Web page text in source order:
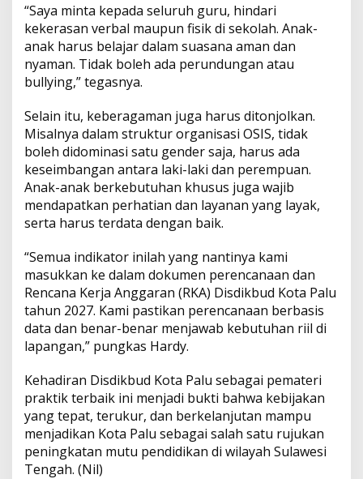
“Saya minta kepada seluruh guru, hindari
kekerasan verbal maupun fisik di sekolah. Anak-
anak harus belajar dalam suasana aman dan
nyaman. Tidak boleh ada perundungan atau
bullying,” tegasnya.
Selain itu, keberagaman juga harus ditonjolkan.
Misalnya dalam struktur organisasi OSIS, tidak
boleh didominasi satu gender saja, harus ada
keseimbangan antara laki-laki dan perempuan.
Anak-anak berkebutuhan khusus juga wajib
mendapatkan perhatian dan layanan yang layak,
serta harus terdata dengan baik.
“Semua indikator inilah yang nantinya kami
masukkan ke dalam dokumen perencanaan dan
Rencana Kerja Anggaran (RKA) Disdikbud Kota Palu
tahun 2027. Kami pastikan perencanaan berbasis
data dan benar-benar menjawab kebutuhan riil di
lapangan,” pungkas Hardy.
Kehadiran Disdikbud Kota Palu sebagai pemateri
praktik terbaik ini menjadi bukti bahwa kebijakan
yang tepat, terukur, dan berkelanjutan mampu
menjadikan Kota Palu sebagai salah satu rujukan
peningkatan mutu pendidikan di wilayah Sulawesi
Tengah. (Nil)